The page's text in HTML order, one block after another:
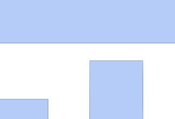
autorizada de Zamora durante los